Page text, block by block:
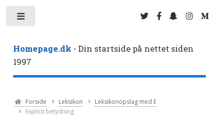
Homepage.dk - Din startside på nettet siden
1997
Forside Leksikon
Leksikonopslag med E
Explicit betydning